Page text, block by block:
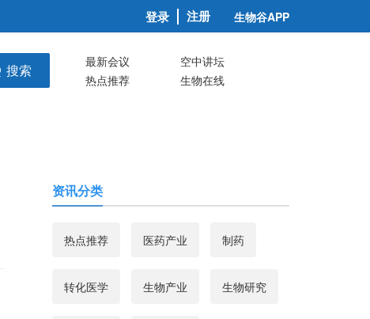
登录 注册 生物谷APP
搜索 最新会议
空中讲坛
热点推荐
生物在线
资讯分类
热点推荐 医药产业 制药
转化医学 生物产业 生物研究